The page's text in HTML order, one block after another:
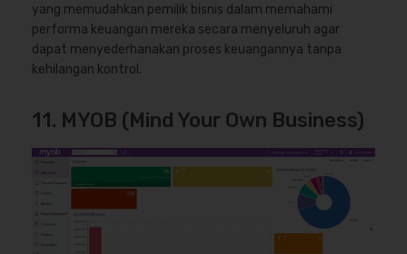
yang memudahkan pemilik bisnis dalam memahami
performa keuangan mereka secara menyeluruh agar
dapat menyederhanakan proses keuangannya tanpa
kehilangan kontrol.
11. MYOB (Mind Your Own Business)